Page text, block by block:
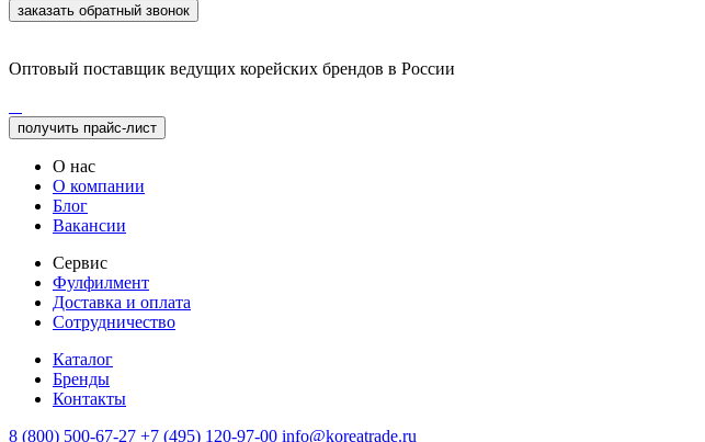
заказать обратный звонок
Оптовый поставщик ведущих корейских брендов в России
получить прайс-лист
О нас
О компании
Блог
Вакансии
Сервис
Фулфилмент
Доставка и оплата
Сотрудничество
Каталог
Бренды
Контакты
8 (800) 500-67-27 +7 (495) 120-97-00 info@koreatrade.ru